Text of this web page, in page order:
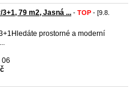
3+1, 79 m2, Jasná ... - TOP - [9.8.
prostorné a moderní
06